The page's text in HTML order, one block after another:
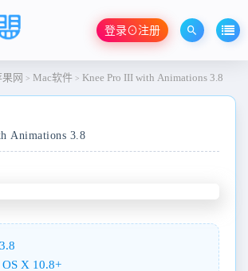
登录⊙注册
网 > Mac软件 > Knee Pro III with Animations 3.8
Animations 3.8
X 10.8+